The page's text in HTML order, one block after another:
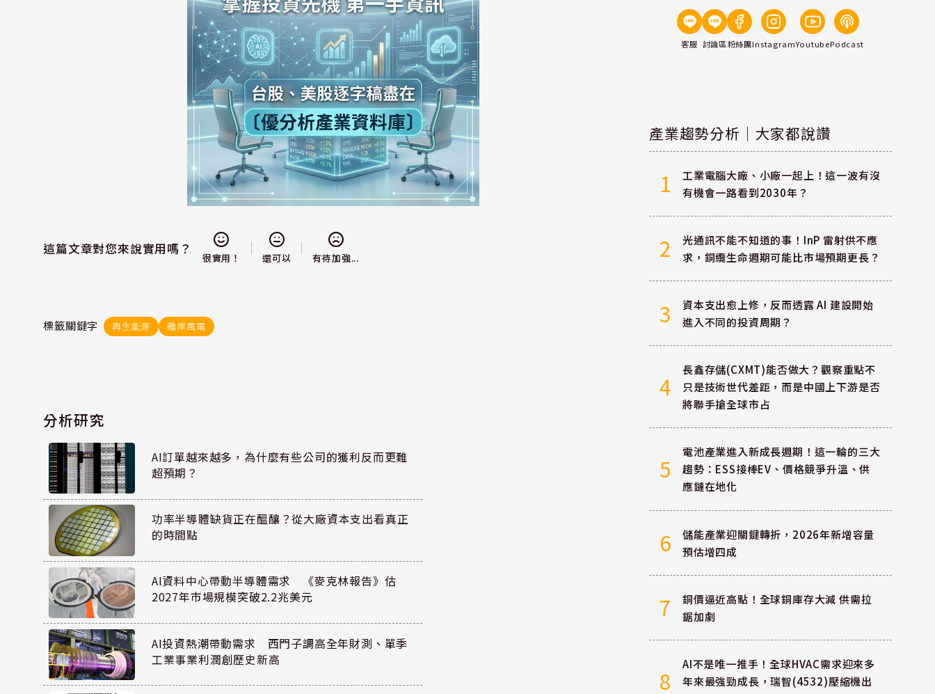
這篇文章對您來說實用嗎？
很實用！ 還可以 有待加強...
標籤關鍵字 再生能源 離岸風電
分析研究
AI訂單越來越多，為什麼有些公司的獲利反而更難
超預期？
功率半導體缺貨正在醞釀？從大廠資本支出看真正
的時間點
AI資料中心帶動半導體需求 《麥克林報告》估
2027年市場規模突破2.2兆美元
AI投資熱潮帶動需求 西門子調高全年財測、單季
工業事業利潤創歷史新高
客服 討論區粉絲團InstagramYoutubePodcast
產業趨勢分析｜大家都說讚
1
工業電腦大廠、小廠一起上！這一波有沒
有機會一路看到2030年？
2
光通訊不能不知道的事！InP 雷射供不應
求，銅纜生命週期可能比市場預期更長？
3
資本支出愈上修，反而透露 AI 建設開始
進入不同的投資周期？
4
長鑫存儲(CXMT)能否做大？觀察重點不
只是技術世代差距，而是中國上下游是否
將聯手搶全球市占
5
電池產業進入新成長週期！這一輪的三大
趨勢：ESS接棒EV、價格競爭升溫、供
應鏈在地化
6
儲能產業迎關鍵轉折，2026年新增容量
預估增四成
7
銅價逼近高點！全球銅庫存大減 供需拉
鋸加劇
8
AI不是唯一推手！全球HVAC需求迎來多
年來最強勁成長，瑞智(4532)壓縮機出